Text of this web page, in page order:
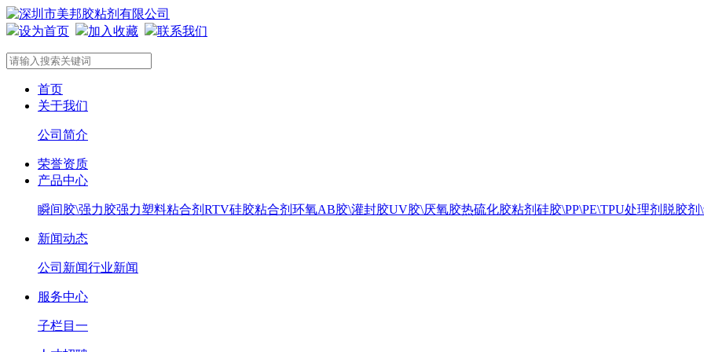
设为首页 加入收藏 联系我们
首页
关于我们
公司简介
荣誉资质
产品中心
瞬间胶\强力胶强力塑料粘合剂 RTV硅胶粘合剂 环氧AB胶\灌封胶UV胶\厌氧胶热硫化胶粘剂 硅胶\PP\PE\TPU处理剂 脱胶剂
新闻动态
公司新闻行业新闻
服务中心
子栏目一